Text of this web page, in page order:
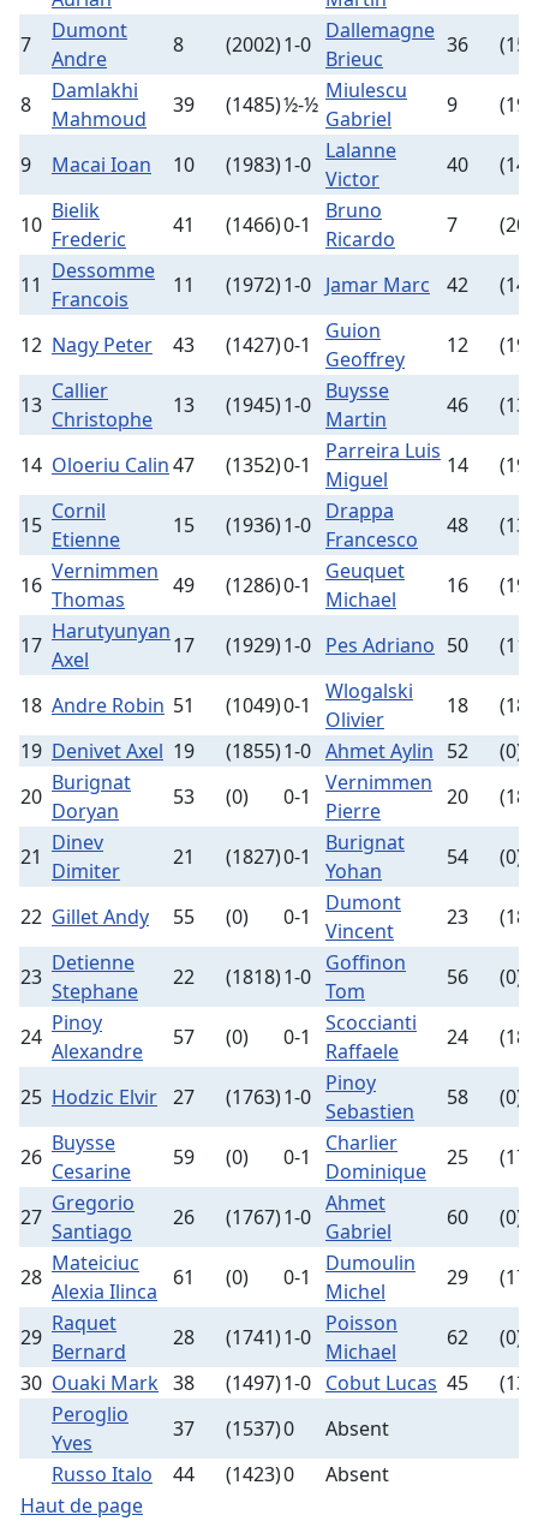
7
Dumont
Andre
8 (2002)1-0
Dallemagne
Brieuc
36
8
Damlakhi
Mahmoud
39 (1485)½-½
Miulescu
Gabriel
9
9 Macai Ioan 10 (1983)1-0
Lalanne
Victor
40
10
Bielik
Frederic
41 (1466)0-1
Bruno
Ricardo
7
11
Dessomme
Francois
11 (1972)1-0 Jamar Marc 42
12 Nagy Peter 43 (1427)0-1
Guion
Geoffrey
12
13
Callier
Christophe
13 (1945)1-0
Buysse
Martin
46
14 Oloeriu Calin47 (1352)0-1
Parreira Luis
Miguel
14
15
Cornil
Etienne
15 (1936)1-0
Drappa
Francesco
48
16
Vernimmen
Thomas
49 (1286)0-1
Geuquet
Michael
16
17
Harutyunyan
Axel
17 (1929)1-0 Pes Adriano 50
18 Andre Robin 51 (1049)0-1
Wlogalski
Olivier
18
19 Denivet Axel 19 (1855)1-0 Ahmet Aylin 52
(0)
20
Burignat
Doryan
53 (0) 0-1
Vernimmen
Pierre
20
21
Dinev
Dimiter
21 (1827)0-1
Burignat
Yohan
54 (0)
22 Gillet Andy 55 (0) 0-1
Dumont
Vincent
23
23
Detienne
Stephane
22 (1818)1-0
Goffinon
Tom
56 (0)
24
Pinoy
Alexandre
57 (0) 0-1
Scoccianti
Raffaele
24
25 Hodzic Elvir 27 (1763)1-0
Pinoy
Sebastien
58 (0)
26
Buysse
Cesarine
59 (0) 0-1
Charlier
Dominique
25
27
Gregorio
Santiago
26 (1767)1-0
Ahmet
Gabriel
60 (0)
28
Mateiciuc
Alexia Ilinca
61 (0) 0-1
Dumoulin
Michel
29
29
Raquet
Bernard
28 (1741)1-0
Poisson
Michael
62
(0)
30 Ouaki Mark 38 (1497)1-0 Cobut Lucas 45
Peroglio
Yves
37 (1537)0
Absent
Russo Italo
44 (1423)0
Absent
Haut de page